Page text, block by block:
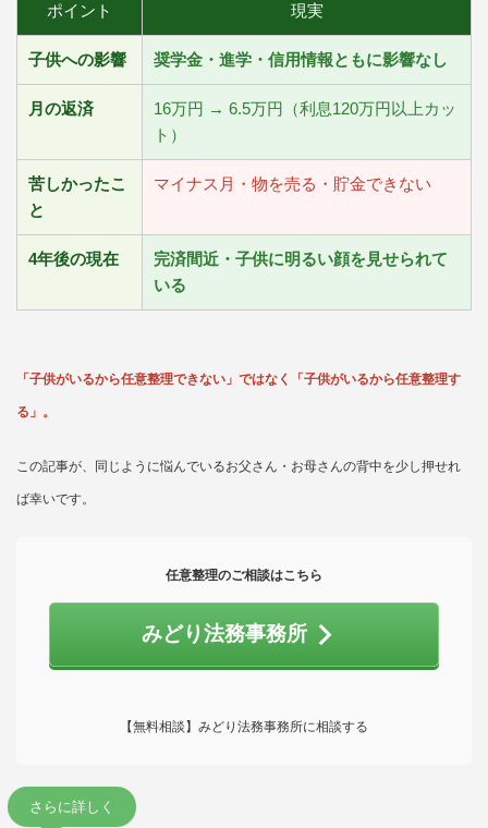
ポイント 現実
子供への影響 奨学金・進学・信用情報ともに影響なし
月の返済
16万円 → 6.5万円（利息120万円以上カッ
ト）
苦しかったこ
と
マイナス月・物を売る・貯金できない
4年後の現在
完済間近・子供に明るい顔を見せられて
いる
「子供がいるから任意整理できない」ではなく「子供がいるから任意整理す
る」。
この記事が、同じように悩んでいるお父さん・お母さんの背中を少し押せれ
ば幸いです。
任意整理のご相談はこちら
みどり法務事務所
【無料相談】みどり法務事務所に相談する
さらに詳しく